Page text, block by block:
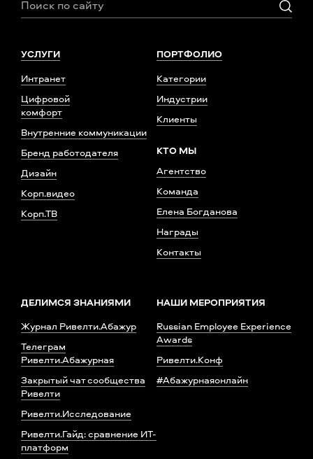
УСЛУГИ
Интранет
Цифровой
комфорт
Внутренние коммуникации
Бренд работодателя
Дизайн
Корп.видео
Корп.ТВ
ПОРТФОЛИО
Категории
Индустрии
Клиенты
КТО МЫ
Агентство
Команда
Елена Богданова
Награды
Контакты
ДЕЛИМСЯ ЗНАНИЯМИ
Журнал Ривелти.Абажур
Телеграм
Ривелти.Абажурная
Закрытый чат сообщества
Ривелти
Ривелти.Исследование
Ривелти.Гайд: сравнение ИТ-
платформ
НАШИ МЕРОПРИЯТИЯ
Russian Employee Experience
Awards
Ривелти.Конф
#Абажурнаяонлайн